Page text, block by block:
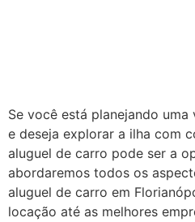
Se você está planejando
e deseja explorar a ilha com
aluguel de carro pode ser a
abordaremos todos os
aluguel de carro em
locação até as melhores